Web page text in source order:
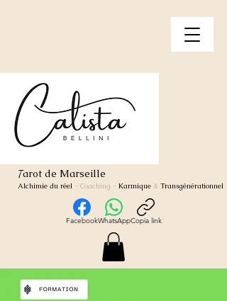
Tarot de Marseille
Alchimie du réel - Coaching - Karmique & Transgénérationnel
FacebookWhatsAppCopia link